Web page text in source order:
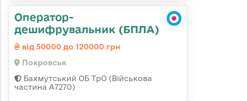
Оператор-
дешифрувальник (БПЛА)
від 50000 до 120000 грн
Покровськ
Бахмутський ОБ ТрО (Військова
частина А7270)